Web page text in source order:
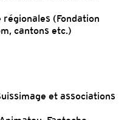
régionales (Fondation
cantons etc.)
et associations